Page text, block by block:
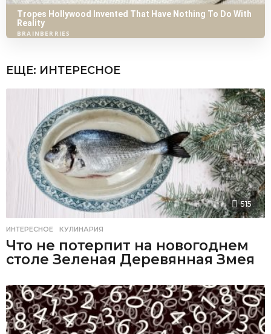
ЕЩЕ: ИНТЕРЕСНОЕ
515
ИНТЕРЕСНОЕ ,КУЛИНАРИЯ
Что не потерпит на новогоднем
столе Зеленая Деревянная Змея